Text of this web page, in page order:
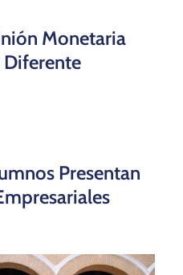
Monetaria
Diferente
Presentan